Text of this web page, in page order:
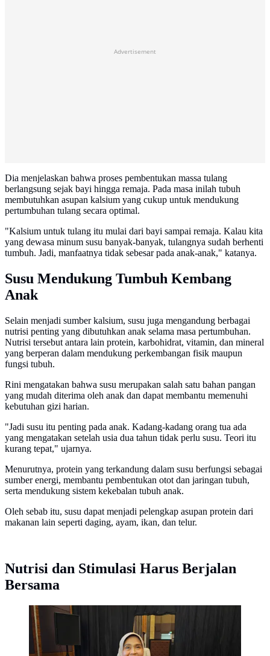
Advertisement
Dia menjelaskan bahwa proses pembentukan massa tulang
berlangsung sejak bayi hingga remaja. Pada masa inilah tubuh
membutuhkan asupan kalsium yang cukup untuk mendukung
pertumbuhan tulang secara optimal.
"Kalsium untuk tulang itu mulai dari bayi sampai remaja. Kalau kita
yang dewasa minum susu banyak-banyak, tulangnya sudah berhenti
tumbuh. Jadi, manfaatnya tidak sebesar pada anak-anak," katanya.
Susu Mendukung Tumbuh Kembang
Anak
Selain menjadi sumber kalsium, susu juga mengandung berbagai
nutrisi penting yang dibutuhkan anak selama masa pertumbuhan.
Nutrisi tersebut antara lain protein, karbohidrat, vitamin, dan mineral
yang berperan dalam mendukung perkembangan fisik maupun
fungsi tubuh.
Rini mengatakan bahwa susu merupakan salah satu bahan pangan
yang mudah diterima oleh anak dan dapat membantu memenuhi
kebutuhan gizi harian.
"Jadi susu itu penting pada anak. Kadang-kadang orang tua ada
yang mengatakan setelah usia dua tahun tidak perlu susu. Teori itu
kurang tepat," ujarnya.
Menurutnya, protein yang terkandung dalam susu berfungsi sebagai
sumber energi, membantu pembentukan otot dan jaringan tubuh,
serta mendukung sistem kekebalan tubuh anak.
Oleh sebab itu, susu dapat menjadi pelengkap asupan protein dari
makanan lain seperti daging, ayam, ikan, dan telur.
Nutrisi dan Stimulasi Harus Berjalan
Bersama
Dokter Spesialis Anak Konsultan Tumbuh Kembang,
Prof. DR. dr. Rini Sekartini, Sp.A (K), mengingatkan
anak tetap perlu susu hingga remaja. (Foto: Aditya Eka
Prawira/Liputan6.com)